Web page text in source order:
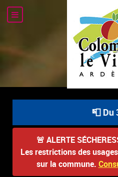
📮 Du
🚨 ALERTE
Les restrictions des
sur la commune.